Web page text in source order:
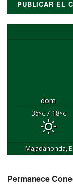
dom
36°C/ 18°C
Majadahonda,
Permanece